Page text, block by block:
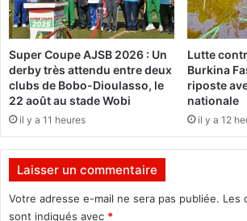
p
r
è
s
R
a
m
a
a
?
a
t
i
o
n
s
r
o
n
n
é
Super Coupe AJSB 2026 : Un
derby très attendu entre deux
clubs de Bobo-Dioulasso, le
22 août au stade Wobi
il y a 11 heures
Lutte
Burkina
riposte
nationale
il y a 12
Laisser un commentaire
Votre adresse e-mail ne sera pas publiée. Les
sont indiqués avec *